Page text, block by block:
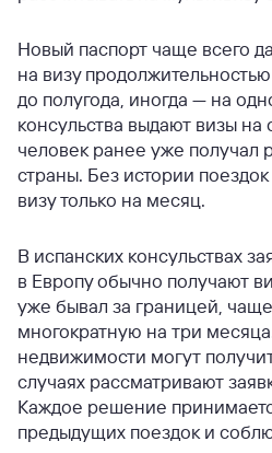
Новый паспорт чаще всего
на визу
до полугода, иногда — на
консульства выдают визы на
человек ранее уже получал
страны. Без истории
визу только на месяц.
В испанских консульствах
в Европу обычно получают
уже бывал за границей,
многократную на три
недвижимости могут
случаях рассматривают
Каждое решение
предыдущих поездок и